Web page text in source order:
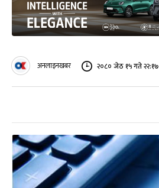
अनलाइनखबर २०८० जेठ १५ गते २२:१७